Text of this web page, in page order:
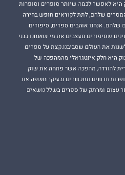
היא לאפשר לכמה שיותר סופרים וסופרות
שלהם, לתת לקוראים חופש בחירה
שלהם. אנחנו אוהבים ספרים, סיפורים
שסיפורים מעצבים את מי שאנחנו כבני
את העולם שסביבנו.קצת על ספרים
היא חלק אינטגראלי מהמהפכה של
להורדה, מהפכה אשר פתחה את שוק
חדשים ומוכשרים ובעיקר חשפה את
עצום ומרתק של ספרים בשלל נושאים